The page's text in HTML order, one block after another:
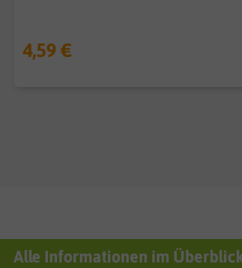
4,59 €
Alle Informationen im